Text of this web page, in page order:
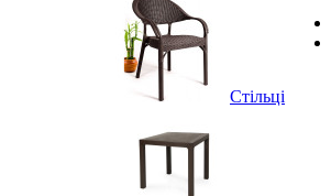
Стільці